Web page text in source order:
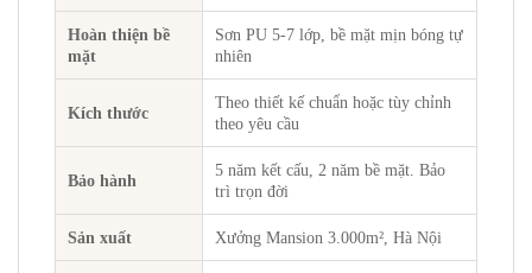
Hoàn thiện bề
mặt
Sơn PU 5-7 lớp, bề mặt mịn bóng tự
nhiên
Kích thước
Theo thiết kế chuẩn hoặc tùy chỉnh
theo yêu cầu
Bảo hành
5 năm kết cấu, 2 năm bề mặt. Bảo
trì trọn đời
Sản xuất Xưởng Mansion 3.000m², Hà Nội